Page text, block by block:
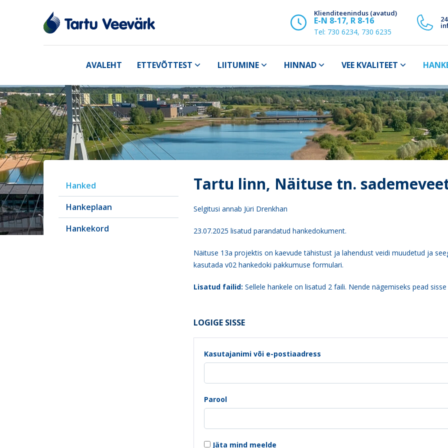
Klienditeenindus (avatud)
E-N 8-17, R 8-16
Tel: 730 6234, 730 6235
AVALEHT ETTEVÕTTEST LIITUMINE HINNAD VEE KVALITEET
Hanked
Hankeplaan
Hankekord
Tartu linn, Näituse tn.
Selgitusi annab Jüri Drenkhan
23.07.2025 lisatud parandatud hankedokument.
Näituse 13a projektis on kaevude tähistust ja lahendust veidi muudetud ja
kasutada v02 hankedoki pakkumuse formulari.
Lisatud failid: Sellele hankele on lisatud 2 faili. Nende nägemiseks pead
LOGIGE SISSE
Kasutajanimi või e-postiaadress
Parool
Jäta mind meelde